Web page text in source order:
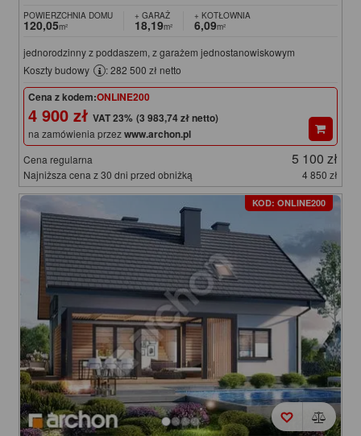
POWIERZCHNIA DOMU
120,05m²
+ GARAŻ
18,19m²
+ KOTŁOWNIA
6,09m²
jednorodzinny z poddaszem, z garażem jednostanowiskowym
Koszty budowy
: 282 500 zł netto
Cena z kodem:ONLINE200
4 900 zł (3 983,74 zł netto)
na zamówienia przezwww.archon.pl
Cena regularna 5 100 zł
Najniższa cena z 30 dni przed obniżką 4 850 zł
KOD: ONLINE200